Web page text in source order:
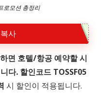
로모션 총정리
사
면 호텔/항공 예약할 시
다. 할인코드 TOSSF05
시 할인이 적용됩니다.